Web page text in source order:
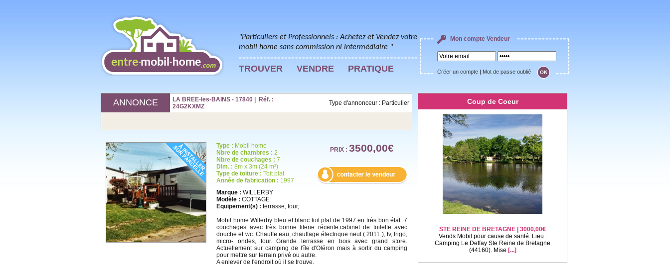
"Particuliers et Professionnels : Achetez et Vendez votre
mobil home sans commission ni intermédiaire "
TROUVER VENDRE PRATIQUE
Mon compte Vendeur
Créer un compte Mot de passe oublié
ANNONCE
LA BREE-les-BAINS - 17840 | Réf. :
24G2KXMZ
Type d'annonceur : Particulier
Type : Mobil home
Nbre de chambres : 2
Nbre de couchages : 7
Dim. : 8m x 3m (24 m²)
Type de toiture : Toit plat
Année de fabrication : 1997
PRIX : 3500,00€
Marque : WILLERBY
Modèle : COTTAGE
Equipement(s) : terrasse, four,
Mobil home Willerby bleu et blanc toit plat de 1997 en très bon état. 7
couchages avec très bonne literie récente.cabinet de toilette avec
douche et wc. Chauffe eau, chauffage électrique neuf ( 2011 ), tv, frigo,
micro- ondes, four. Grande terrasse en bois avec grand store.
Actuellement sur camping de l'île d'Oléron mais à sortir du camping
pour mettre sur terrain privé ou autre.
A enlever de l'endroit où il se trouve.
Coup de Coeur
STE REINE DE BRETAGNE | 3000,00€
Vends Mobil pour cause de santé. Lieu :
Camping Le Deffay Ste Reine de Bretagne
(44160). Mise [...]